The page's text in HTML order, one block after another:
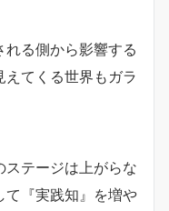
る側から影響する
てくる世界もガラ
テージは上がらな
て『実践知』を増や